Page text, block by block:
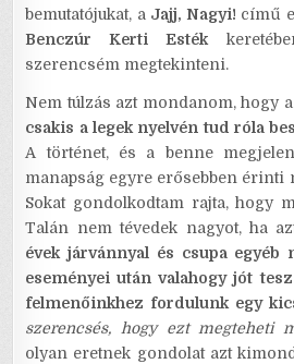
bemutatójukat, a Jajj, Nagyi! című
Benczúr Kerti Esték
szerencsém megtekinteni.
Nem túlzás azt mondanom, hogy
csakis a legek nyelvén tud róla
A történet, és a benne
manapság egyre erősebben érinti
Sokat gondolkodtam rajta, hogy
Talán nem tévedek nagyot, ha
évek járvánnyal és csupa egyéb
eseményei után valahogy jót
felmenőinkhez fordulunk egy
szerencsés, hogy ezt megteheti
olyan eretnek gondolat azt